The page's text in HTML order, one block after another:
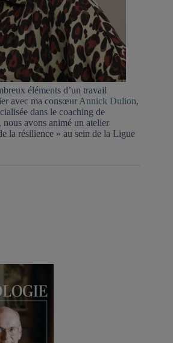
éléments d’un travail
avec ma consœur Annick Dulion,
dans le coaching de
nous avons animé un atelier
la résilience » au sein de la Ligue